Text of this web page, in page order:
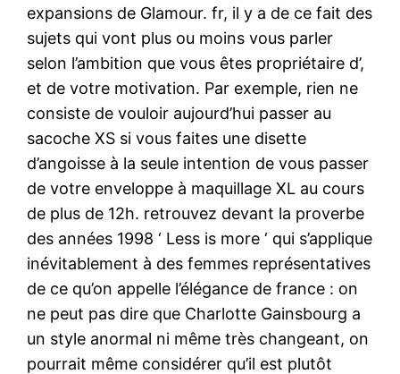
expansions de Glamour. fr, il y a de ce fait des
sujets qui vont plus ou moins vous parler
selon l’ambition que vous êtes propriétaire d’,
et de votre motivation. Par exemple, rien ne
consiste de vouloir aujourd’hui passer au
sacoche XS si vous faites une disette
d’angoisse à la seule intention de vous passer
de votre enveloppe à maquillage XL au cours
de plus de 12h. retrouvez devant la proverbe
des années 1998 ‘ Less is more ‘ qui s’applique
inévitablement à des femmes représentatives
de ce qu’on appelle l’élégance de france : on
ne peut pas dire que Charlotte Gainsbourg a
un style anormal ni même très changeant, on
pourrait même considérer qu’il est plutôt